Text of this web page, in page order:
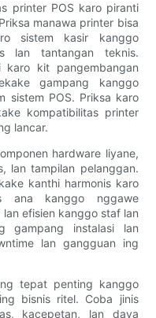
printer POS karo piranti
manawa printer bisa
sistem kasir kanggo
lan tantangan teknis.
karo kit pangembangan
gampang kanggo
sistem POS. Priksa karo
kompatibilitas printer
lancar.
hardware liyane,
lan tampilan pelanggan.
kanthi harmonis karo
ana kanggo nggawe
efisien kanggo staf lan
gampang instalasi lan
lan gangguan ing
tepat penting kanggo
bisnis ritel. Coba jinis
kacepetan, lan daya